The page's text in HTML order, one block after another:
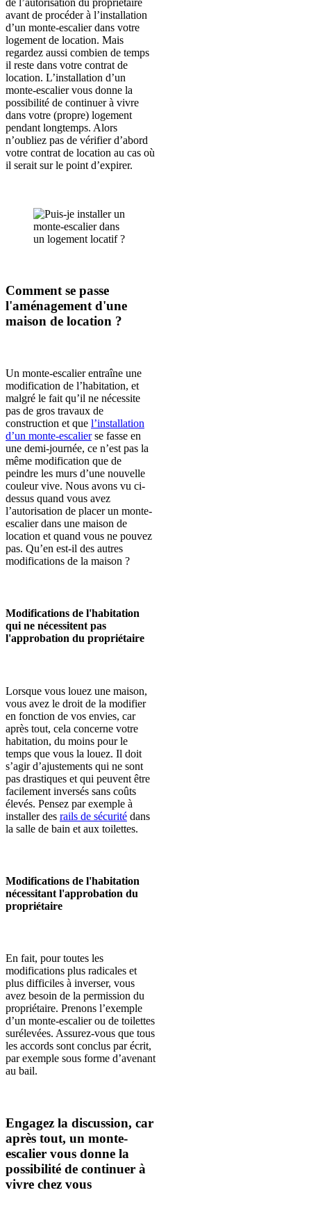
avant de procéder à l’installation
d’un monte-escalier dans votre
logement de location. Mais
regardez aussi combien de temps
il reste dans votre contrat de
location. L’installation d’un
monte-escalier vous donne la
possibilité de continuer à vivre
dans votre (propre) logement
pendant longtemps. Alors
n’oubliez pas de vérifier d’abord
votre contrat de location au cas où
il serait sur le point d’expirer.
Comment se passe
l'aménagement d'une
maison de location ?
Un monte-escalier entraîne une
modification de l’habitation, et
malgré le fait qu’il ne nécessite
pas de gros travaux de
construction et que l’installation
d’un monte-escalierse fasse en
une demi-journée, ce n’est pas la
même modification que de
peindre les murs d’une nouvelle
couleur vive. Nous avons vu ci-
dessus quand vous avez
l’autorisation de placer un monte-
escalier dans une maison de
location et quand vous ne pouvez
pas. Qu’en est-il des autres
modifications de la maison ?
Modifications de l'habitation
qui ne nécessitent pas
l'approbation du propriétaire
Lorsque vous louez une maison,
vous avez le droit de la modifier
en fonction de vos envies, car
après tout, cela concerne votre
habitation, du moins pour le
temps que vous la louez. Il doit
s’agir d’ajustements qui ne sont
pas drastiques et qui peuvent être
facilement inversés sans coûts
élevés. Pensez par exemple à
installer des rails de sécurité dans
la salle de bain et aux toilettes.
Modifications de l'habitation
nécessitant l'approbation du
propriétaire
En fait, pour toutes les
modifications plus radicales et
plus difficiles à inverser, vous
avez besoin de la permission du
propriétaire. Prenons l’exemple
d’un monte-escalier ou de toilettes
surélevées. Assurez-vous que tous
les accords sont conclus par écrit,
par exemple sous forme d’avenant
au bail.
Engagez la discussion, car
après tout, un monte-
escalier vous donne la
possibilité de continuer à
vivre chez vous